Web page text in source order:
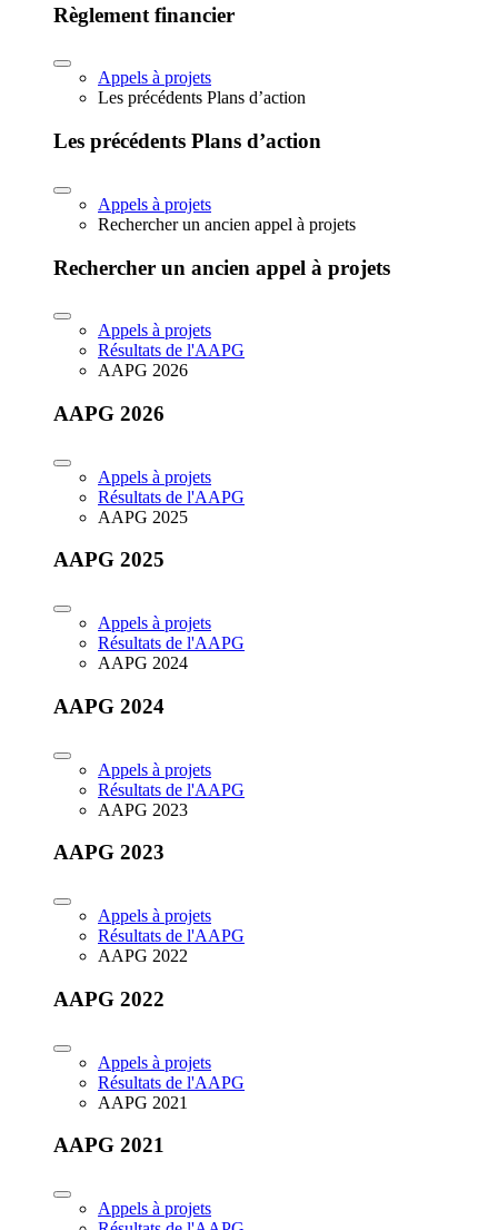
Règlement financier
Appels à projets
Les précédents Plans d’action
Les précédents Plans d’action
Appels à projets
Rechercher un ancien appel à projets
Rechercher un ancien appel à projets
Appels à projets
Résultats de l'AAPG
AAPG 2026
AAPG 2026
Appels à projets
Résultats de l'AAPG
AAPG 2025
AAPG 2025
Appels à projets
Résultats de l'AAPG
AAPG 2024
AAPG 2024
Appels à projets
Résultats de l'AAPG
AAPG 2023
AAPG 2023
Appels à projets
Résultats de l'AAPG
AAPG 2022
AAPG 2022
Appels à projets
Résultats de l'AAPG
AAPG 2021
AAPG 2021
Appels à projets